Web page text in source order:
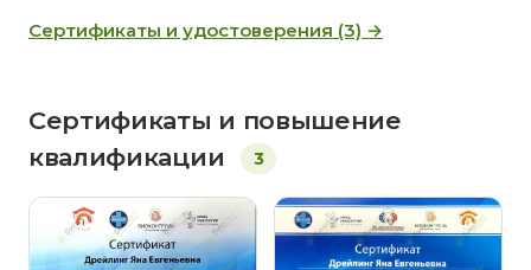
Сертификаты и удостоверения (3) →
Сертификаты и повышение
квалификации
3